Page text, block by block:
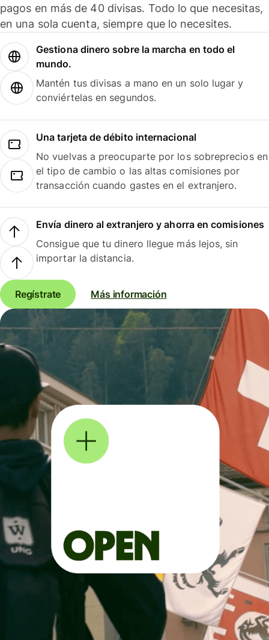
pagos en más de 40 divisas. Todo lo que necesitas,
en una sola cuenta, siempre que lo necesites.
Gestiona dinero sobre la marcha en todo el
mundo.
Mantén tus divisas a mano en un solo lugar y
conviértelas en segundos.
Una tarjeta de débito internacional
No vuelvas a preocuparte por los sobreprecios en
el tipo de cambio o las altas comisiones por
transacción cuando gastes en el extranjero.
Envía dinero al extranjero y ahorra en comisiones
Consigue que tu dinero llegue más lejos, sin
importar la distancia.
Regístrate Más información